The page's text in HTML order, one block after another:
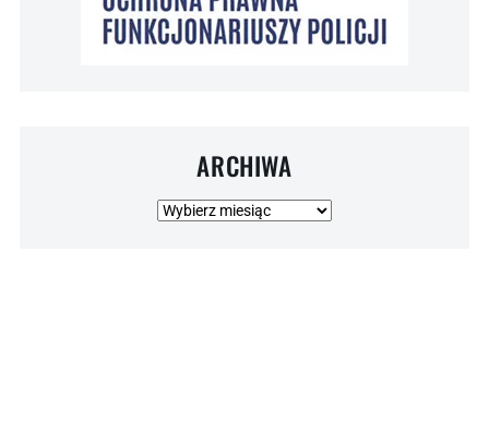
ARCHIWA
Archiwa